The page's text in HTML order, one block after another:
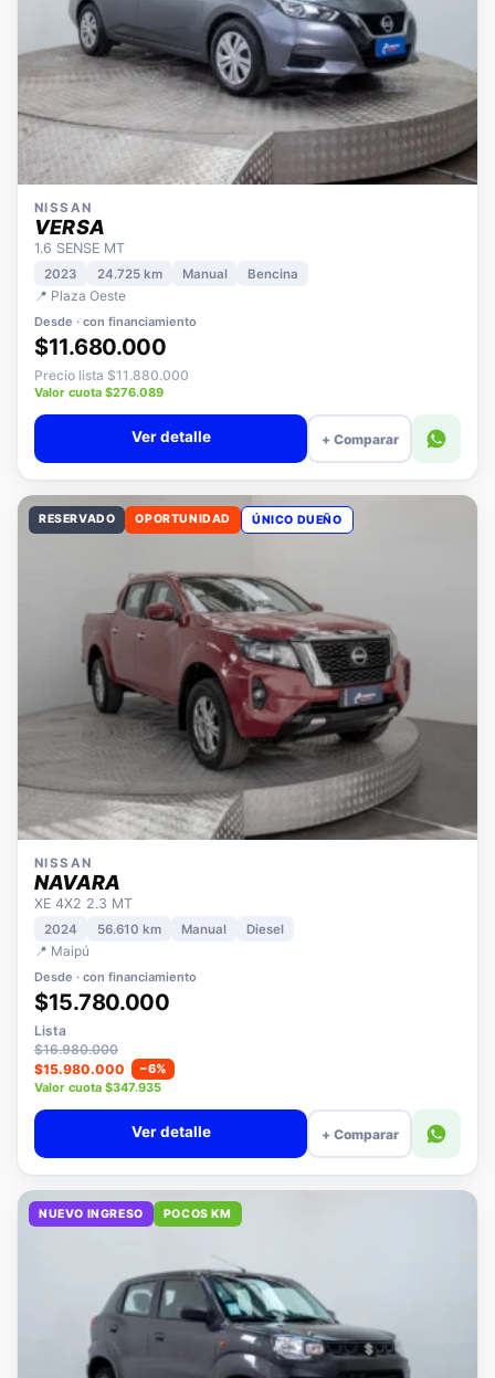
NISSAN
VERSA
1.6 SENSE MT
2023 24.725 km
📍 Plaza Oeste
Desde · con financiamiento
$11.680.000
Precio lista $11.880.000
Valor cuota $276.089
+ Comparar
RESERVADO OPORTUNIDAD
NISSAN
NAVARA
XE 4X2 2.3 MT
2024
📍 Maipú
Desde · con financiamiento
$15.780.000
Lista
$16.980.000
$15.980.000
−6%
Valor cuota $347.935
+ Comparar